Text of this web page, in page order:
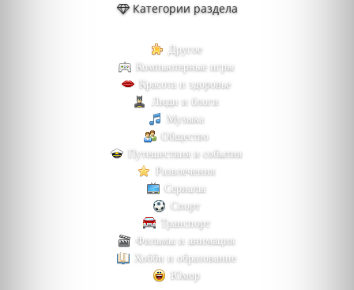
Категории раздела
Другое
Компьютерные игры
Красота и здоровье
Люди и блоги
Музыка
Общество
Путешествия и события
Развлечения
Сериалы
Спорт
Транспорт
Фильмы и анимация
Хобби и образование
Юмор